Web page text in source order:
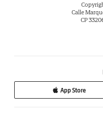
Calle
CP
App Store